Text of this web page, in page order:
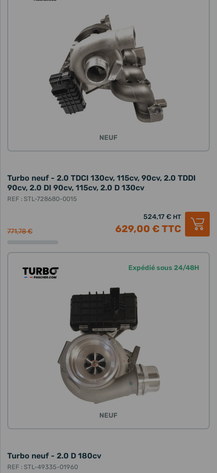
NEUF
Turbo neuf - 2.0 TDCI 130cv, 115cv, 90cv, 2.0 TDDI
90cv, 2.0 DI 90cv, 115cv, 2.0 D 130cv
REF : STL-728680-0015
771,78 €
524,17 € HT
629,00 € TTC
Expédié sous 24/48H
NEUF
Turbo neuf - 2.0 D 180cv
REF : STL-49335-01960